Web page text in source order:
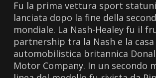
Fu la prima vettura sport
lanciata dopo la fine della
mondiale. La Nash-Healey fu il
partnership tra la Nash e la casa
automobilistica britannica
Motor Company. In un secondo